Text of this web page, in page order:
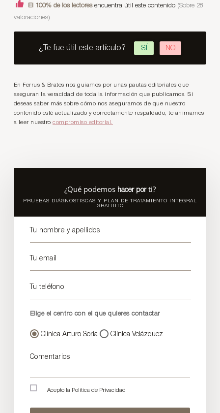
El 100% de los lectoresencuentra útil este contenido (Sobre 28
valoraciones)
¿Te fue útil este artículo? SÍ NO
En Ferrus & Bratos nos guiamos por unas pautas editoriales que
aseguran la veracidad de toda la información que publicamos. Si
deseas saber más sobre cómo nos aseguramos de que nuestro
contenido esté actualizado y correctamente respaldado, te animamos
a leer nuestrocompromiso editorial.
¿Qué podemos hacer porti?
PRUEBAS DIÁGNOSTISCAS Y PLAN DE TRATAMIENTO INTEGRAL
GRATUITO
Tu nombre y apellidos
Tu email
Tu teléfono
Elige el centro con el que quieres contactar
Clínica Arturo Soria Clínica Velázquez
Comentarios
Acepto la Política de Privacidad